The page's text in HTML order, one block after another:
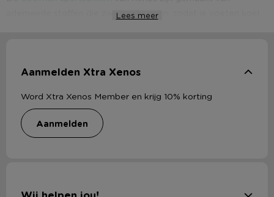
ademende stoffen die zweet afvoeren, zodat je voeten koel
extra comfort en bescherming.
Goedkope sportsokken kopen
Als je op zoek bent naar kwalitatief hoogwaardige
sportsokken, dan moet je zeker een kijkje nemen bij Xenos.
Hier vindt u een grote collectie sportsokken voor diverse
Lees meer
Aanmelden Xtra Xenos
Word Xtra Xenos Member en krijg 10% korting
aanmelden